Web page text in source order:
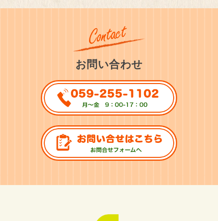
お問い合わせ